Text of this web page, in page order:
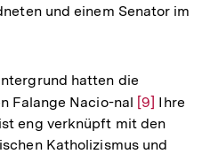
und einem Senator im
hatten die
Falange Nacio-nal Zur
Auflösung
der
[9] Ihre
eng verknüpft mit den
Katholizismus und